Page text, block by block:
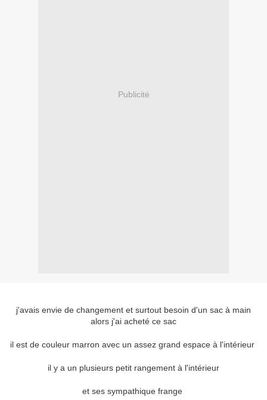
Publicité
j'avais envie de changement et surtout besoin d'un sac à main
alors j'ai acheté ce sac
il est de couleur marron avec un assez grand espace à l'intérieur
il y a un plusieurs petit rangement à l'intérieur
et ses sympathique frange